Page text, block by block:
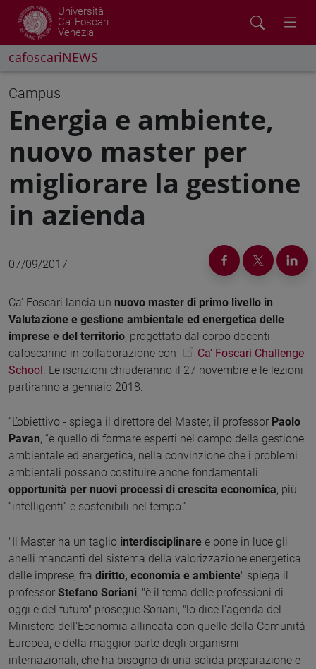
Università
Ca' Foscari
Venezia
cafoscariNEWS
Campus
Energia e ambiente,
nuovo master per
migliorare la gestione
in azienda
07/09/2017
Ca’ Foscari lancia un nuovo master di primo livello in
Valutazione e gestione ambientale ed energetica delle
imprese e del territorio, progettato dal corpo docenti
cafoscarino in collaborazione con
Ca' Foscari Challenge
School . Le iscrizioni chiuderanno il 27 novembre e le lezioni
partiranno a gennaio 2018.
“L’obiettivo - spiega il direttore del Master, il professor Paolo
Pavan, “è quello di formare esperti nel campo della gestione
ambientale ed energetica, nella convinzione che i problemi
ambientali possano costituire anche fondamentali
opportunità per nuovi processi di crescita economica, più
“intelligenti” e sostenibili nel tempo.”
"Il Master ha un taglio interdisciplinare e pone in luce gli
anelli mancanti del sistema della valorizzazione energetica
delle imprese, fra diritto, economia e ambiente" spiega il
professor Stefano Soriani; "è il tema delle professioni di
oggi e del futuro" prosegue Soriani, "lo dice l'agenda del
Ministero dell'Economia allineata con quelle della Comunità
Europea,​ e della maggior parte degli organismi
internazionali, che ha bisogno di una solida preparazione e